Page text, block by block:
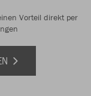
Vorteil direkt per